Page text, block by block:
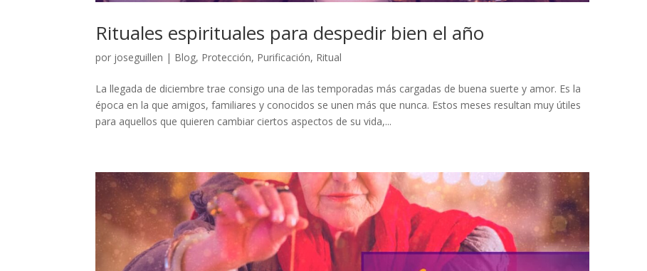
Rituales espirituales para despedir bien el año
por joseguillen | Blog, Protección, Purificación, Ritual
La llegada de diciembre trae consigo una de las temporadas más cargadas de buena suerte y amor. Es la
época en la que amigos, familiares y conocidos se unen más que nunca. Estos meses resultan muy útiles
para aquellos que quieren cambiar ciertos aspectos de su vida,...